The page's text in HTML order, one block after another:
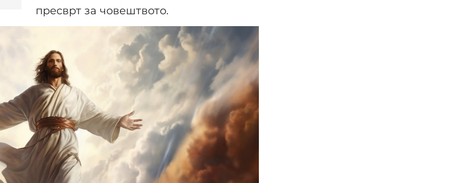
пресврт за човештвото.